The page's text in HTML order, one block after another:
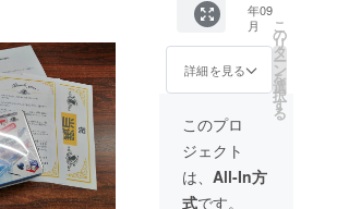
製マグ
ネット
・プレ
イガイ
メ—
ジャン
ボだか
らくじ
抽選権
リーポ
ケット
オリジ
ナル 缶
ケース
ゲーム
クロス
特製マ
グネッ
ト プレ
イガイ
ドブッ
年09
月
詳細を見る
こ
の
リ
タ
ー
ン
を
選
択
す
る
このプロ
ジェクト
は、 All-In方
式です。